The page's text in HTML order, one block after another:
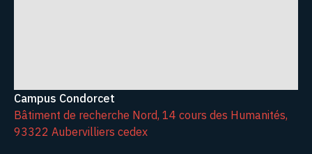
Campus Condorcet
Bâtiment de recherche Nord, 14 cours des Humanités,
93322 Aubervilliers cedex